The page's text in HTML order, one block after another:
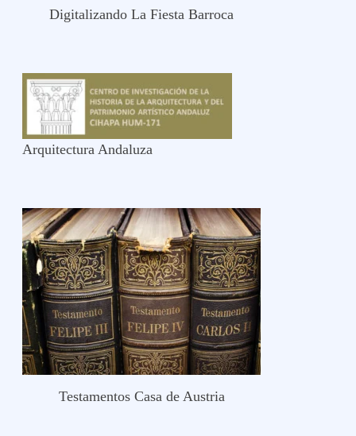
Digitalizando La Fiesta Barroca
Arquitectura Andaluza
Testamentos Casa de Austria